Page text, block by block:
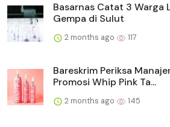
Basarnas Catat 3 Warga
Gempa di Sulut
2 months ago 117
Bareskrim Periksa
Promosi Whip Pink Ta...
2 months ago 145